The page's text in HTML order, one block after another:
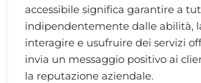
accessibile significa garantire a
indipendentemente dalle abilità,
interagire e usufruire dei servizi
invia un messaggio positivo ai
la reputazione aziendale.